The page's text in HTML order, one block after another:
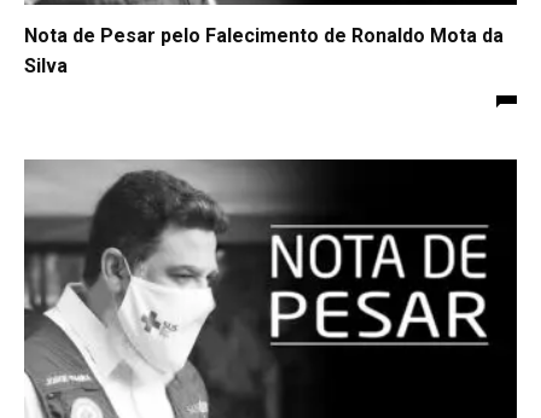
Nota de Pesar pelo Falecimento de Ronaldo Mota da
Silva